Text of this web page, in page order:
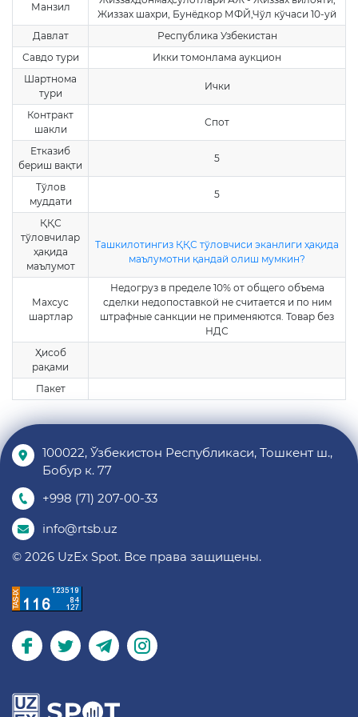
Манзил
Жиззах шахри, Бунёдкор МФЙ,Чўл кўчаси 10-уй
Давлат
Республика Узбекистан
Савдо тури
Икки томонлама аукцион
Шартнома
тури
Ички
Контракт
шакли
Спот
Етказиб
бериш вақти
5
Тўлов
муддати
5
ҚҚС
тўловчилар
ҳақида
маълумот
Ташкилотингиз ҚҚС тўловчиси эканлиги ҳақида
маълумотни қандай олиш мумкин?
Махсус
шартлар
Недогруз в пределе 10% от общего объема
сделки недопоставкой не считается и по ним
штрафные санкции не применяются. Товар без
НДС
Ҳисоб
рақами
Пакет
100022, Ўзбекистон Республикаси, Тошкент ш.,
Бобур к. 77
+998 (71) 207-00-33
info@rtsb.uz
© 2026 UzEx Spot. Все права защищены.